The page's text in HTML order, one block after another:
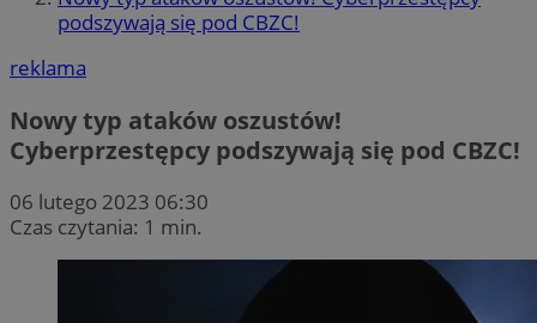
podszywają się pod CBZC!
reklama
Nowy typ ataków oszustów!
Cyberprzestępcy podszywają się pod CBZC!
06 lutego 2023 06:30
Czas czytania: 1 min.